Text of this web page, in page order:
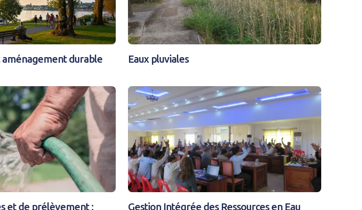
aménagement durable Eaux pluviales
et de prélèvement :
Gestion Intégrée des Ressources en Eau